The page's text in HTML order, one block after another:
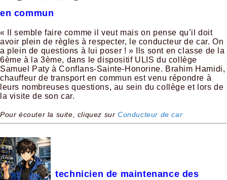
en commun
« Il semble faire comme il veut mais on pense qu’il doit
avoir plein de règles à respecter, le conducteur de car. On
a plein de questions à lui poser ! » Ils sont en classe de la
6ème à la 3ème, dans le dispositif ULIS du collège
Samuel Paty à Conflans-Sainte-Honorine. Brahim Hamidi,
chauffeur de transport en commun est venu répondre à
leurs nombreuses questions, au sein du collège et lors de
la visite de son car.
Pour écouter la suite, cliquez surConducteur de car
technicien de maintenance des